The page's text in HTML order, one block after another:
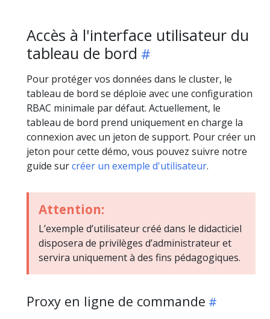
Accès à l'interface utilisateur du
tableau de bord
Pour protéger vos données dans le cluster, le
tableau de bord se déploie avec une configuration
RBAC minimale par défaut. Actuellement, le
tableau de bord prend uniquement en charge la
connexion avec un jeton de support. Pour créer un
jeton pour cette démo, vous pouvez suivre notre
guide surcréer un exemple d'utilisateur.
Attention:
L’exemple d’utilisateur créé dans le didacticiel
disposera de privilèges d’administrateur et
servira uniquement à des fins pédagogiques.
Proxy en ligne de commande